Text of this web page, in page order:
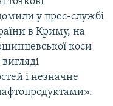
у прес-службі
в Криму, на
коси
і незначне